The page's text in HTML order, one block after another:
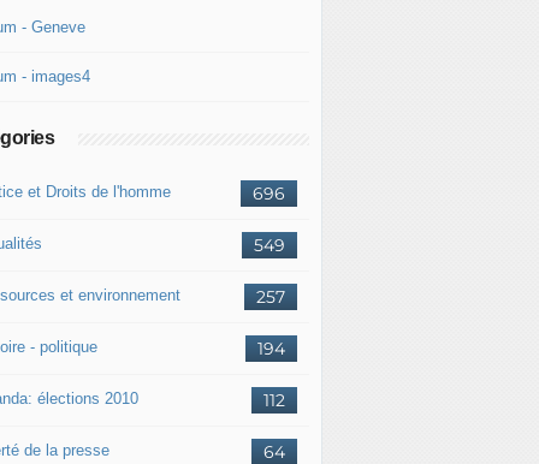
- Geneve
- images4
696
et Droits de l'homme
549
257
et environnement
194
- politique
112
élections 2010
64
de la presse